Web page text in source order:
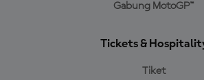
Gabung MotoGP™
Tickets &
Tiket